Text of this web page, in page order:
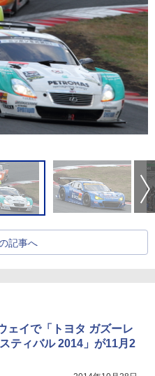
記事へ
ェイで「トヨタ ガズーレ
ティバル 2014」が11月2